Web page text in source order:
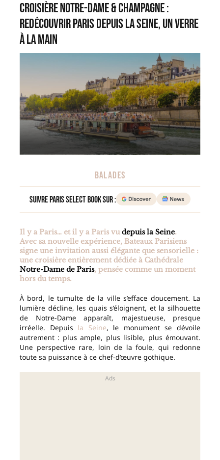
Croisière Notre-Dame & Champagne :
redécouvrir Paris depuis la Seine, un verre
à la main
BALADES
Suivre Paris Select Book sur :
Il y a Paris… et il y a Paris vudepuis la Seine.
Avec sa nouvelle expérience, Bateaux Parisiens
signe une invitation aussi élégante que sensorielle :
une croisière entièrement dédiée à Cathédrale
Notre-Dame de Paris, pensée comme un moment
hors du temps.
À bord, le tumulte de la ville s’efface doucement. La
lumière décline, les quais s’éloignent, et la silhouette
de Notre-Dame apparaît, majestueuse, presque
irréelle. Depuis la Seine, le monument se dévoile
autrement : plus ample, plus lisible, plus émouvant.
Une perspective rare, loin de la foule, qui redonne
toute sa puissance à ce chef-d’œuvre gothique.